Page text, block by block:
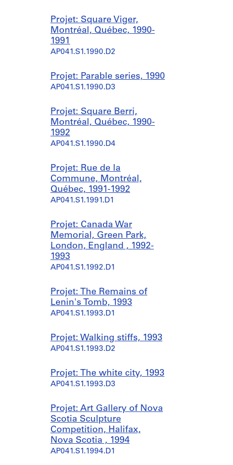
Projet: Square Viger,
Montréal, Québec, 1990-
1991
AP041.S1.1990.D2
Projet: Parable series, 1990
AP041.S1.1990.D3
Projet: Square Berri,
Montréal, Québec, 1990-
1992
AP041.S1.1990.D4
Projet: Rue de la
Commune, Montréal,
Québec, 1991-1992
AP041.S1.1991.D1
Projet: Canada War
Memorial, Green Park,
London, England , 1992-
1993
AP041.S1.1992.D1
Projet: The Remains of
Lenin's Tomb, 1993
AP041.S1.1993.D1
Projet: Walking stiffs, 1993
AP041.S1.1993.D2
Projet: The white city, 1993
AP041.S1.1993.D3
Projet: Art Gallery of Nova
Scotia Sculpture
Competition, Halifax,
Nova Scotia , 1994
AP041.S1.1994.D1